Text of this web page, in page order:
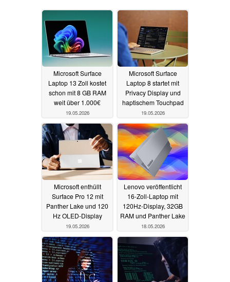
Microsoft Surface
Laptop 13 Zoll kostet
schon mit 8 GB RAM
weit über 1.000€
19.05.2026
Microsoft Surface
Laptop 8 startet mit
Privacy Display und
haptischem Touchpad
19.05.2026
Microsoft enthüllt
Surface Pro 12 mit
Panther Lake und 120
Hz OLED-Display
19.05.2026
Lenovo veröffentlicht
16-Zoll-Laptop mit
120Hz-Display, 32GB
RAM und Panther Lake
18.05.2026